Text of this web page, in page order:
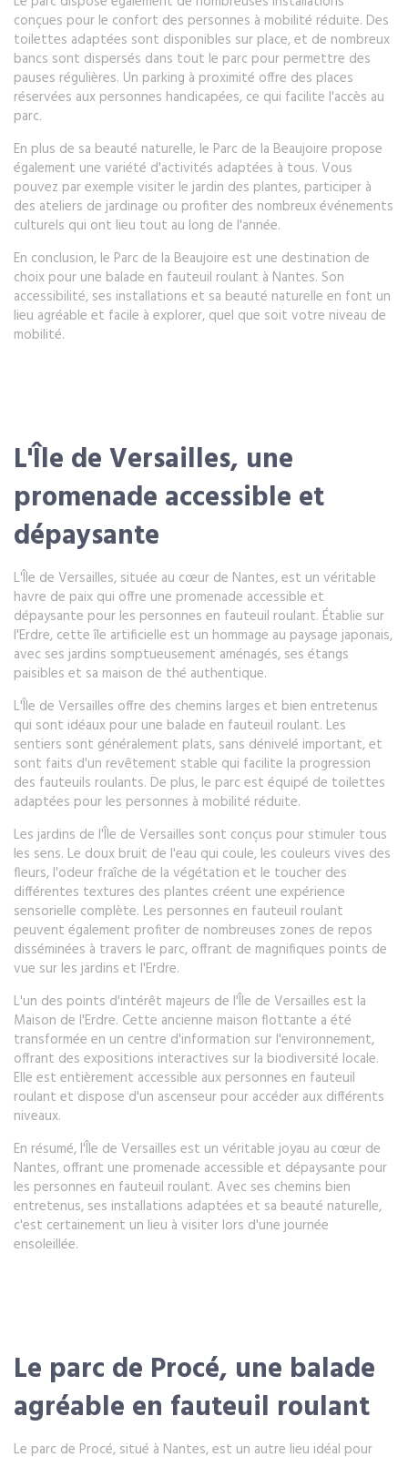
conçues pour le confort des personnes à mobilité réduite. Des
toilettes adaptées sont disponibles sur place, et de nombreux
bancs sont dispersés dans tout le parc pour permettre des
pauses régulières. Un parking à proximité offre des places
réservées aux personnes handicapées, ce qui facilite l'accès au
parc.
En plus de sa beauté naturelle, le Parc de la Beaujoire propose
également une variété d'activités adaptées à tous. Vous
pouvez par exemple visiter le jardin des plantes, participer à
des ateliers de jardinage ou profiter des nombreux événements
culturels qui ont lieu tout au long de l'année.
En conclusion, le Parc de la Beaujoire est une destination de
choix pour une balade en fauteuil roulant à Nantes. Son
accessibilité, ses installations et sa beauté naturelle en font un
lieu agréable et facile à explorer, quel que soit votre niveau de
mobilité.
L'Île de Versailles, une
promenade accessible et
dépaysante
L'Île de Versailles, située au cœur de Nantes, est un véritable
havre de paix qui offre une promenade accessible et
dépaysante pour les personnes en fauteuil roulant. Établie sur
l'Erdre, cette île artificielle est un hommage au paysage japonais,
avec ses jardins somptueusement aménagés, ses étangs
paisibles et sa maison de thé authentique.
L'Île de Versailles offre des chemins larges et bien entretenus
qui sont idéaux pour une balade en fauteuil roulant. Les
sentiers sont généralement plats, sans dénivelé important, et
sont faits d'un revêtement stable qui facilite la progression
des fauteuils roulants. De plus, le parc est équipé de toilettes
adaptées pour les personnes à mobilité réduite.
Les jardins de l'Île de Versailles sont conçus pour stimuler tous
les sens. Le doux bruit de l'eau qui coule, les couleurs vives des
fleurs, l'odeur fraîche de la végétation et le toucher des
différentes textures des plantes créent une expérience
sensorielle complète. Les personnes en fauteuil roulant
peuvent également profiter de nombreuses zones de repos
disséminées à travers le parc, offrant de magnifiques points de
vue sur les jardins et l'Erdre.
L'un des points d'intérêt majeurs de l'Île de Versailles est la
Maison de l'Erdre. Cette ancienne maison flottante a été
transformée en un centre d'information sur l'environnement,
offrant des expositions interactives sur la biodiversité locale.
Elle est entièrement accessible aux personnes en fauteuil
roulant et dispose d'un ascenseur pour accéder aux différents
niveaux.
En résumé, l'Île de Versailles est un véritable joyau au cœur de
Nantes, offrant une promenade accessible et dépaysante pour
les personnes en fauteuil roulant. Avec ses chemins bien
entretenus, ses installations adaptées et sa beauté naturelle,
c'est certainement un lieu à visiter lors d'une journée
ensoleillée.
Le parc de Procé, une balade
agréable en fauteuil roulant
Le parc de Procé, situé à Nantes, est un autre lieu idéal pour